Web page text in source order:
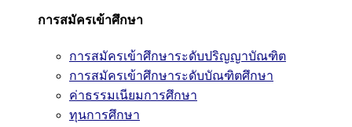
การสมัครเข้าศึกษา
การสมัครเข้าศึกษาระดับปริญญาบัณฑิต
การสมัครเข้าศึกษาระดับบัณฑิตศึกษา
ค่าธรรมเนียมการศึกษา
ทุนการศึกษา